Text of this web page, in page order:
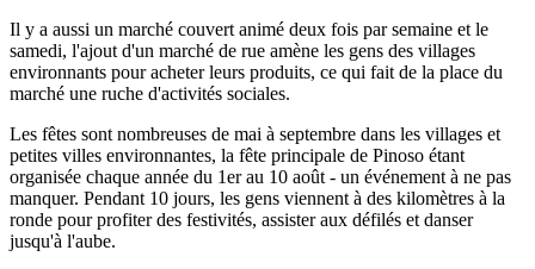
Il y a aussi un marché couvert animé deux fois par semaine et le
samedi, l'ajout d'un marché de rue amène les gens des villages
environnants pour acheter leurs produits, ce qui fait de la place du
marché une ruche d'activités sociales.
Les fêtes sont nombreuses de mai à septembre dans les villages et
petites villes environnantes, la fête principale de Pinoso étant
organisée chaque année du 1er au 10 août - un événement à ne pas
manquer. Pendant 10 jours, les gens viennent à des kilomètres à la
ronde pour profiter des festivités, assister aux défilés et danser
jusqu'à l'aube.